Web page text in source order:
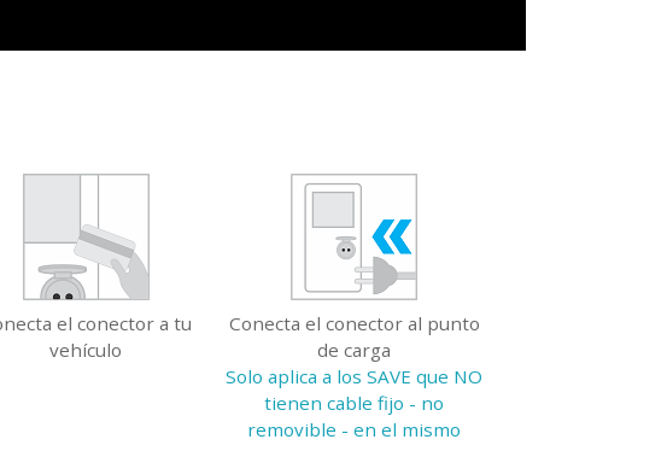
el conector a tu
vehículo
Conecta el conector al punto
de carga
Solo aplica a los SAVE que NO
tienen cable fijo - no
removible - en el mismo